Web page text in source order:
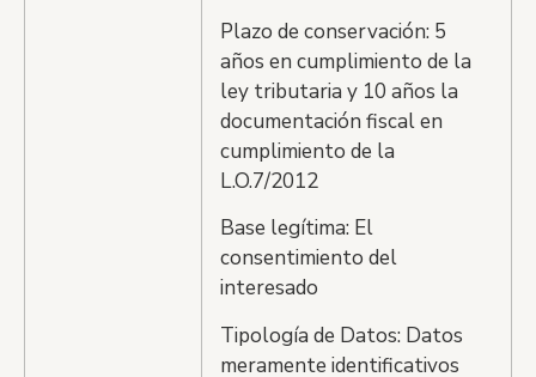
Plazo de conservación: 5
años en cumplimiento de la
ley tributaria y 10 años la
documentación fiscal en
cumplimiento de la
L.O.7/2012
Base legítima: El
consentimiento del
interesado
Tipología de Datos: Datos
meramente identificativos